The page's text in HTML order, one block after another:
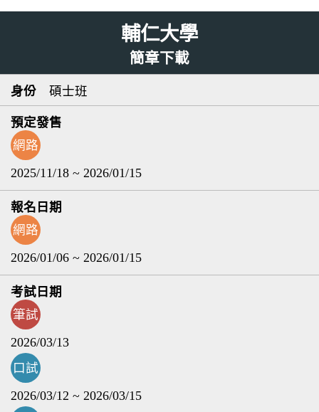
輔仁大學
簡章下載
碩士班
網路
2025/11/18 ~ 2026/01/15
網路
2026/01/06 ~ 2026/01/15
筆試
2026/03/13
口試
2026/03/12 ~ 2026/03/15